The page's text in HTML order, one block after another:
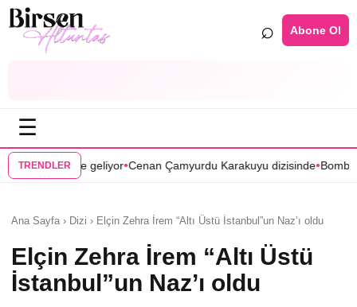
⌕ Abone Ol
☰
TRENDLER
Cenan Çamyurdu Karakuyu dizisinde•Bomba transfer! Caner
Ana Sayfa › Dizi › Elçin Zehra İrem “Altı Üstü İstanbul”un Naz’ı oldu
Elçin Zehra İrem “Altı Üstü
İstanbul”un Naz’ı oldu